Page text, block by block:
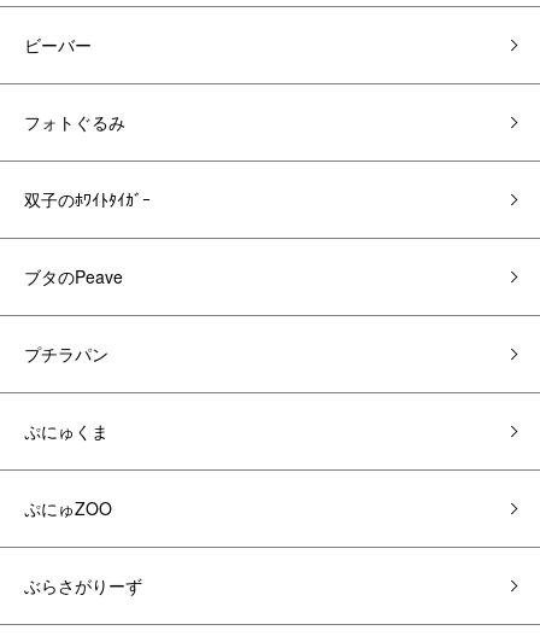
ビーバー
フォトぐるみ
双子のﾎﾜｲﾄﾀｲｶﾞｰ
ブタのPeave
プチラパン
ぷにゅくま
ぷにゅZOO
ぶらさがりーず